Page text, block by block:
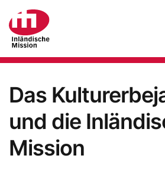
Das
und die
Mission